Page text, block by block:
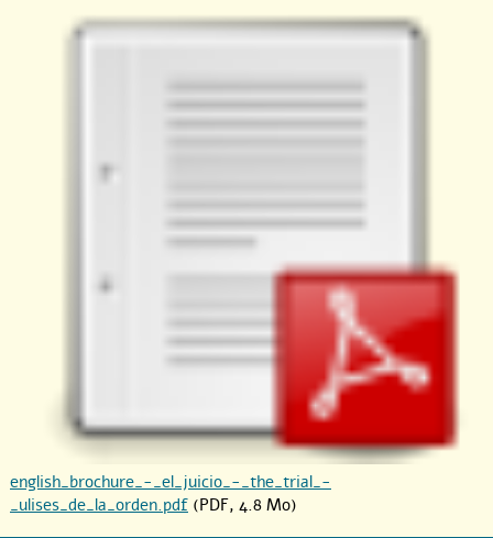
english_brochure_-_el_juicio_-_the_trial_-
_ulises_de_la_orden.pdf (PDF, 4.8 Mo)